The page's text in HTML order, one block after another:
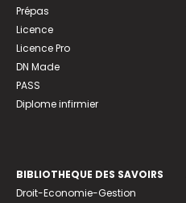
Prépas
Licence
Licence Pro
DN Made
PASS
Diplome infirmier
BIBLIOTHEQUE DES SAVOIRS
Droit-Economie-Gestion